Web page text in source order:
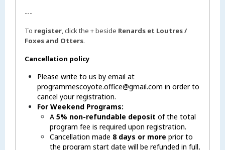
---
To register, click the + beside Renards et Loutres /
Foxes and Otters.
Cancellation policy
Please write to us by email at
programmescoyote.office@gmail.com in order to
cancel your registration.
For Weekend Programs:
A 5% non-refundable deposit of the total
program fee is required upon registration.
Cancellation made 8 days or more prior to
the program start date will be refunded in full,